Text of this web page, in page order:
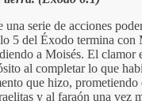
serie de acciones
5 del Éxodo termina
a Moisés. El clamor
al completar lo que
que hizo,
y al faraón una vez